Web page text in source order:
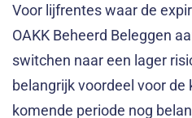
Voor lijfrentes waar de
OAKK Beheerd Beleggen
switchen naar een lager
belangrijk voordeel voor de
komende periode nog